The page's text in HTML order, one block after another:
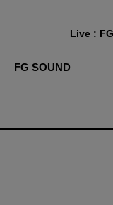
FG SOUND
Live :